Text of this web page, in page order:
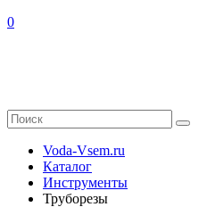
0
Voda-Vsem.ru
Каталог
Инструменты
Труборезы